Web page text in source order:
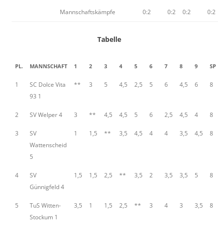
Mannschaftskämpfe 0:2 0:2 0:2 0:2
Tabelle
PL. MANNSCHAFT 1 2 3 4 5 6 7 8 9 SP
1
SC Dolce Vita
93 1
** 3 5 4,5 2,5 5 6 4,5 6 8
2 SV Welper 4 3 ** 4,5 4,5 5 6 2,5 4,5 4 8
3
SV
Wattenscheid
5
1 1,5 ** 3,5 4,5 4 4 3,5 4,5 8
4
SV
Günnigfeld 4
1,5 1,5 2,5 ** 3,5 2 3,5 3,5 5 8
5
TuS Witten-
Stockum 1
3,5 1 1,5 2,5 ** 3 4 3 3,5 8